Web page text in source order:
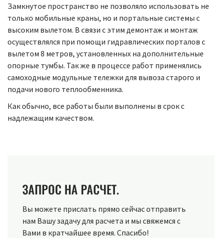
Замкнутое пространство не позволяло использовать не
только мобильные краны, но и портальные системы с
высоким вылетом. В связи с этим демонтаж и монтаж
осуществлялся при помощи гидравлических порталов с
вылетом 8 метров, установленных на дополнительные
опорные тумбы. Так же в процессе работ применялись
самоходные модульные тележки для вывоза старого и
подачи нового теплообменника.
Как обычно, все работы были выполнены в срок с
надлежащим качеством.
ЗАПРОС НА РАСЧЕТ.
Вы можете прислать прямо сейчас отправить
нам Вашу задачу для расчета и мы свяжемся с
Вами в кратчайшее время. Спасибо!